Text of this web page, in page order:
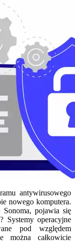
antywirusowego
nowego komputera.
pojawia się
Systemy operacyjne
pod względem
można całkowicie